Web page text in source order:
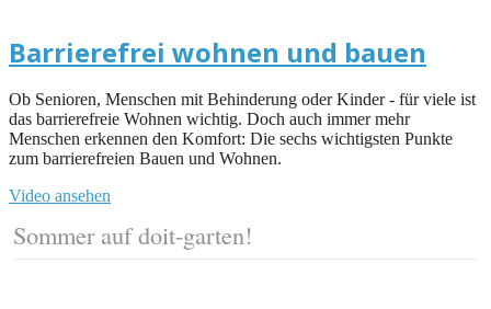
Barrierefrei wohnen und bauen
Ob Senioren, Menschen mit Behinderung oder Kinder - für viele ist
das barrierefreie Wohnen wichtig. Doch auch immer mehr
Menschen erkennen den Komfort: Die sechs wichtigsten Punkte
zum barrierefreien Bauen und Wohnen.
Video ansehen
Sommer auf doit-garten!